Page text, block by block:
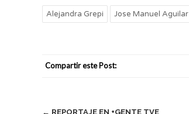
Alejandra Grepi Jose Manuel Aguilar
Compartir este Post:
← REPORTAJE EN +GENTE TVE